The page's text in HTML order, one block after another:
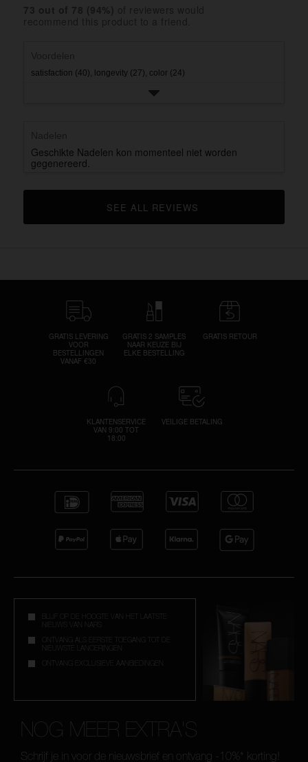
satisfaction (40), longevity (27), color (24)
Geschikte Nadelen kon momenteel niet worden
gegenereerd.
CLICK TO GO TO ALL REVIEWS
GRATIS LEVERING
VOOR
BESTELLINGEN
VANAF €30
GRATIS 2 SAMPLES
NAAR KEUZE BIJ
ELKE BESTELLING
GRATIS RETOUR
KLANTENSERVICE
VAN 9:00 TOT
18:00
VEILIGE BETALING
BLIJF OP DE HOOGTE VAN HET LAATSTE
NIEUWS VAN NARS
ONTVANG ALS EERSTE TOEGANG TOT DE
NIEUWSTE LANCERINGEN
ONTVANG EXCLUSIEVE AANBIEDINGEN
NOG MEER EXTRA'S
Schrijf je in voor de nieuwsbrief en ontvang -10%* korting!